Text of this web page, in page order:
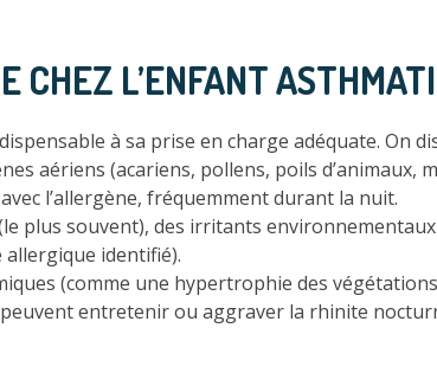
CHEZ L’ENFANT
à sa prise en charge adéquate. On
aériens (acariens, pollens, poils d’animaux,
l’allergène, fréquemment durant la nuit.
plus souvent), des irritants
allergique identifié).
(comme une hypertrophie des
entretenir ou aggraver la rhinite